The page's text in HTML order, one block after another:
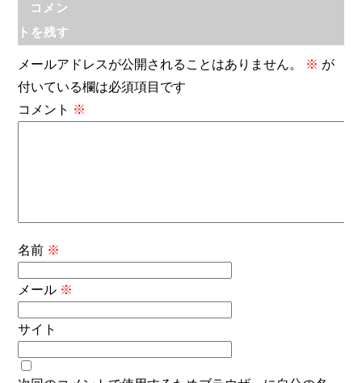
コメン
トを残す
メールアドレスが公開されることはありません。 ※ が
付いている欄は必須項目です
コメント ※
名前 ※
メール ※
サイト